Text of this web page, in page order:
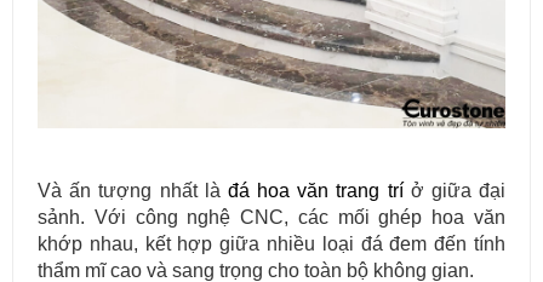
Và ấn tượng nhất là đá hoa văn trang tríở giữa đại
sảnh. Với công nghệ CNC, các mối ghép hoa văn
khớp nhau, kết hợp giữa nhiều loại đá đem đến tính
thẩm mĩ cao và sang trọng cho toàn bộ không gian.